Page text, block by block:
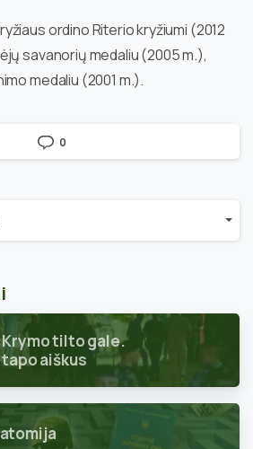
ordino Riterio kryžiumi (2012
savanorių medaliu (2005 m.),
medaliu (2001 m.).
0
tilto gale.
aiškus